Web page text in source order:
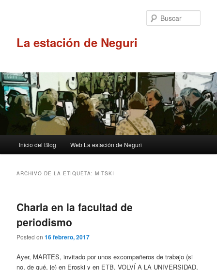
La estación de Neguri
principal
Inicio del Blog Web La estación de Neguri
ARCHIVO DE LA ETIQUETA:MITSKI
Charla en la facultad de
periodismo
Posted on16 febrero, 2017
Ayer, MARTES, invitado por unos excompañeros de trabajo (si
no, de qué, je) en Eroski y en ETB, VOLVÍ A LA UNIVERSIDAD,